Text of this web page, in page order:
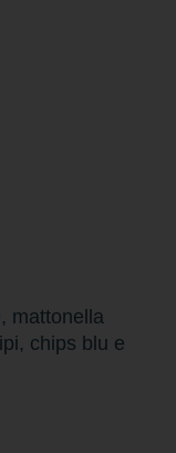
mattonella
chips blu e